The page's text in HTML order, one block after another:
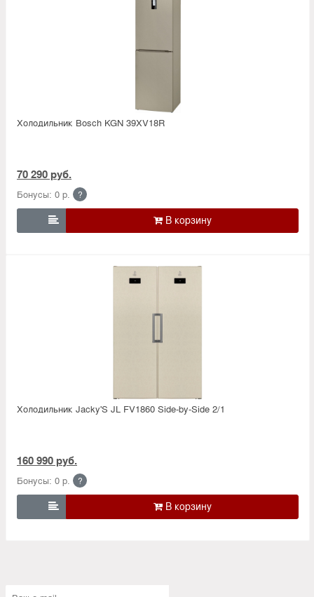
Холодильник Bosсh KGN 39XV18R
70 290 руб.
Бонусы: 0 р. ?

Холодильник Jacky'S JL FV1860 Side-by-Side 2/1
160 990 руб.
Бонусы: 0 р. ?
